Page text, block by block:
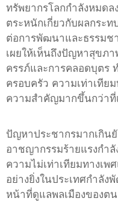
ทรัพยากรโลกกำลังหมด
ตระหนักเกี่ยวกับผลกระ
ต่อการพัฒนาและธรรมช
เผยให้เห็นถึงปัญหาสุขภ
ครรภ์และการคลอดบุตร
ครอบครัว ความเท่าเทีย
ความสำคัญมากขึ้นกว่าที่
ปัญหาประชากรมากเกิน
อาชญากรรมร้ายแรงกำ
ความไม่เท่าเทียมทางเ
อย่างยิ่งในประเทศกำลั
หน้าที่ดูแลพลเมืองของต